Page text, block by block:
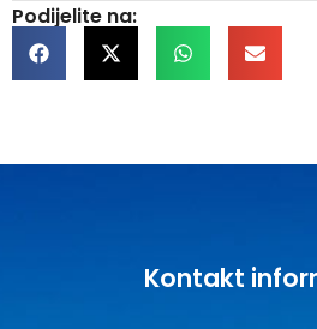
Podijelite na:
Kontakt